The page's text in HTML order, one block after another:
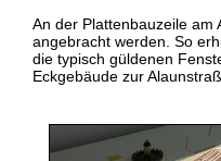
An der Plattenbauzeile am
angebracht werden. So
die typisch güldenen
Eckgebäude zur